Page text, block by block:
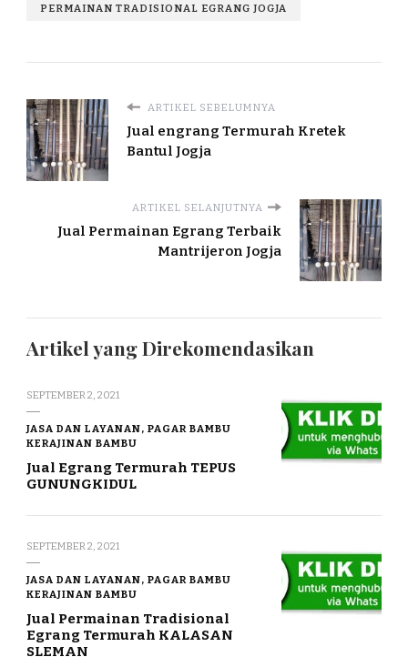
PERMAINAN TRADISIONAL EGRANG JOGJA
ARTIKEL SEBELUMNYA
Jual engrang Termurah Kretek
Bantul Jogja
ARTIKEL SELANJUTNYA
Jual Permainan Egrang Terbaik
Mantrijeron Jogja
Artikel yang Direkomendasikan
SEPTEMBER 2, 2021
JASA DAN LAYANAN, PAGAR BAMBU
KERAJINAN BAMBU
Jual Egrang Termurah TEPUS
GUNUNGKIDUL
SEPTEMBER 2, 2021
JASA DAN LAYANAN, PAGAR BAMBU
KERAJINAN BAMBU
Jual Permainan Tradisional
Egrang Termurah KALASAN
SLEMAN